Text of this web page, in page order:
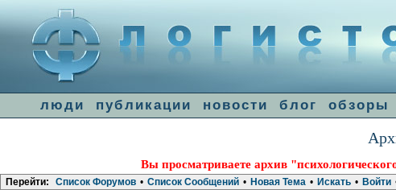
люди публикации новости блог обзоры
Вы просматриваете архив
Перейти: Список Форумов • Список Сообщений • Новая Тема • Искать • Войти